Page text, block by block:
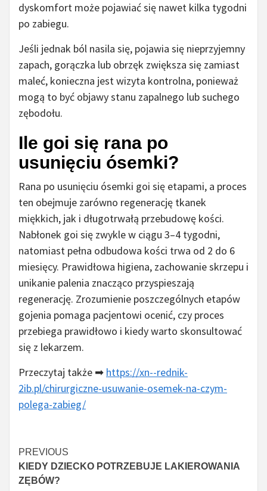
dyskomfort może pojawiać się nawet kilka tygodni
po zabiegu.
Jeśli jednak ból nasila się, pojawia się nieprzyjemny
zapach, gorączka lub obrzęk zwiększa się zamiast
maleć, konieczna jest wizyta kontrolna, ponieważ
mogą to być objawy stanu zapalnego lub suchego
zębodołu.
Ile goi się rana po
usunięciu ósemki?
Rana po usunięciu ósemki goi się etapami, a proces
ten obejmuje zarówno regenerację tkanek
miękkich, jak i długotrwałą przebudowę kości.
Nabłonek goi się zwykle w ciągu 3–4 tygodni,
natomiast pełna odbudowa kości trwa od 2 do 6
miesięcy. Prawidłowa higiena, zachowanie skrzepu i
unikanie palenia znacząco przyspieszają
regenerację. Zrozumienie poszczególnych etapów
gojenia pomaga pacjentowi ocenić, czy proces
przebiega prawidłowo i kiedy warto skonsultować
się z lekarzem.
Przeczytaj także ➡ https://xn--rednik-
2ib.pl/chirurgiczne-usuwanie-osemek-na-czym-
polega-zabieg/
Czytaj
więcej
PREVIOUS
KIEDY DZIECKO POTRZEBUJE LAKIEROWANIA
ZĘBÓW?